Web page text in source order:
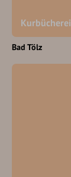
Kurbücherei
Bad Tölz